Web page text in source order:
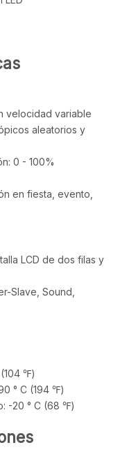
velocidad variable
aleatorios y
0 - 100%
en fiesta, evento,
LCD de dos filas y
Slave, Sound,
℉)
° C (194 ℉)
-20 ° C (68 ℉)